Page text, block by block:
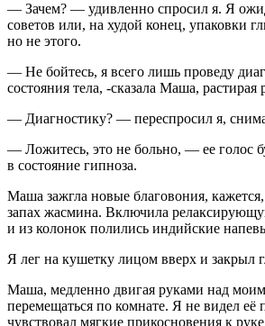
— Зачем? — удивленно спросил я. Я
советов или, на худой конец, упаковки
но не этого.
— Не бойтесь, я всего лишь проведу
состояния тела, -сказала Маша, растирая
— Диагностику? — переспросил я,
— Ложитесь, это не больно, — ее голос
в состояние гипноза.
Маша зажгла новые благовония,
запах жасмина. Включила
и из колонок полились индийские
Я лег на кушетку лицом вверх и закрыл
Маша, медленно двигая руками над моим
перемещаться по комнате. Я не видел её
чувствовал мягкие прикосновения к